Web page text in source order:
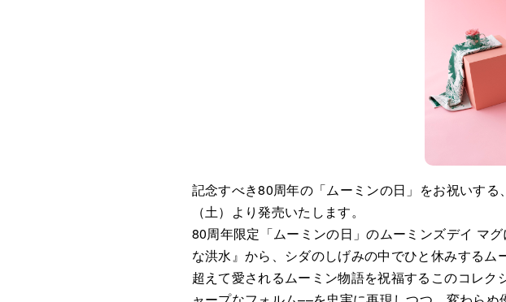
記念すべき80周年の「ムーミンの日」をお祝いす
（土）より発売いたします。
80周年限定「ムーミンの日」のムーミンズデイ マ
な洪水』から、シダのしげみの中でひと休みする
超えて愛されるムーミン物語を祝福するこのコレ